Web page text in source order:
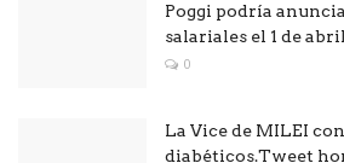
Poggi podría
salariales el 1 de
0
La Vice de MILEI
diabéticos.Tweet